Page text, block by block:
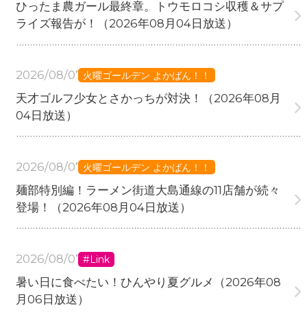
ひったま農ガール最終章。トウモロコシ収穫＆サプ
ライズ報告が！（2026年08月04日放送）
2026/08/07 火曜ゴールデン よかばん！！
天才ゴルフ少女とさかっちが対決！（2026年08月
04日放送）
2026/08/07 火曜ゴールデン よかばん！！
麺部特別編！ラーメン街道大島通線の11店舗が続々
登場！（2026年08月04日放送）
2026/08/07 #Link
暑い日に食べたい！ひんやり夏グルメ（2026年08
月06日放送）